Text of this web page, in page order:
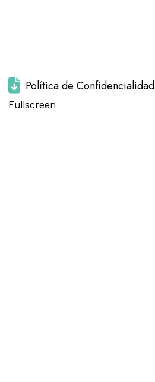
Política de Confidencialidad
Fullscreen
Saltar al
contenido